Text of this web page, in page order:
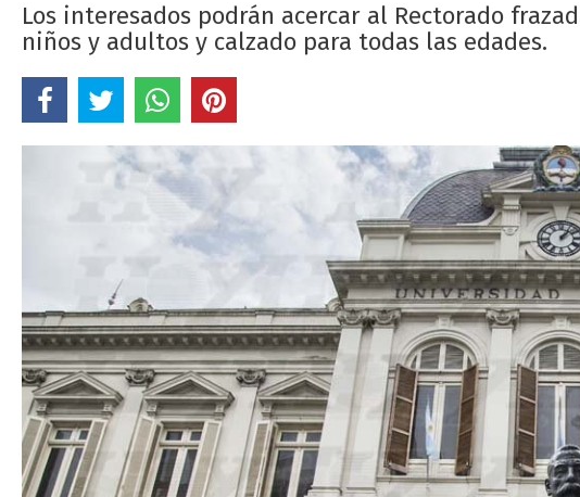
Los interesados podrán acercar al Rectorado
niños y adultos y calzado para todas las edades.